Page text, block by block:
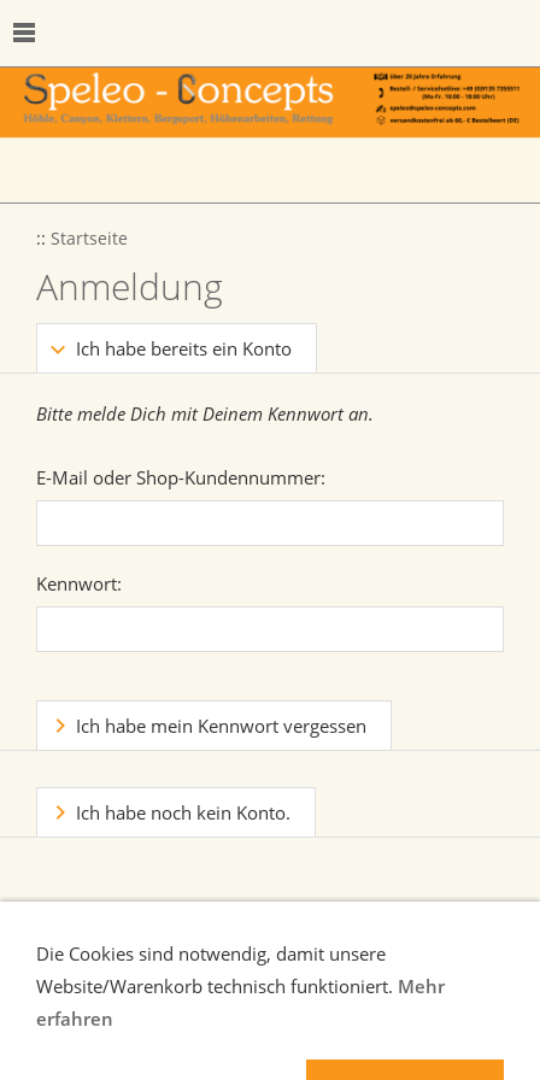
:: Startseite
Anmeldung
Ich habe bereits ein Konto
Bitte melde Dich mit Deinem Kennwort an.
E-Mail oder Shop-Kundennummer:
Kennwort:
Ich habe mein Kennwort vergessen
Ich habe noch kein Konto.
AGB
Widerrufsrecht
Die Cookies sind notwendig, damit unsere
Website/Warenkorb technisch funktioniert. Mehr
erfahren